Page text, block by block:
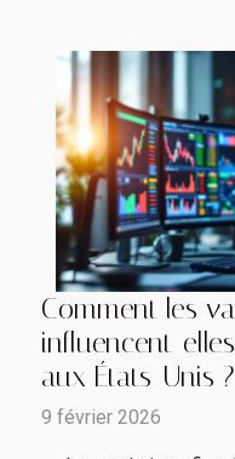
Comment les
influencent-
aux États-Unis ?
9 février 2026